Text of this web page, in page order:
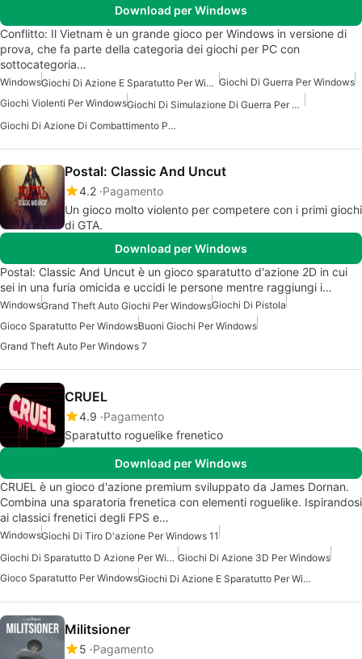
Download per Windows
Conflitto: Il Vietnam è un grande gioco per Windows in versione di
prova, che fa parte della categoria dei giochi per PC con
sottocategoria…
Windows Giochi Di Azione E Sparatutto Per Windows Giochi Di Guerra Per Windows
Giochi Violenti Per Windows
Giochi Di Simulazione Di Guerra Per Windows
Giochi Di Azione Di Combattimento Per Windows
Postal: Classic And Uncut
4.2 Pagamento
Un gioco molto violento per competere con i primi giochi
di GTA.
Download per Windows
Postal: Classic And Uncut è un gioco sparatutto d'azione 2D in cui
sei in una furia omicida e uccidi le persone mentre raggiungi i…
WindowsGrand Theft Auto Giochi Per WindowsGiochi Di Pistola
Gioco Sparatutto Per WindowsBuoni Giochi Per Windows
Grand Theft Auto Per Windows 7
CRUEL
4.9 Pagamento
Sparatutto roguelike frenetico
Download per Windows
CRUEL è un gioco d'azione premium sviluppato da James Dornan.
Combina una sparatoria frenetica con elementi roguelike. Ispirandosi
ai classici frenetici degli FPS e…
WindowsGiochi Di Tiro D'azione Per Windows 11
Giochi Di Sparatutto D Azione Per Windows 10 Giochi Di Azione 3D Per Windows
Gioco Sparatutto Per Windows
Giochi Di Azione E Sparatutto Per Windows
Militsioner
5 Pagamento